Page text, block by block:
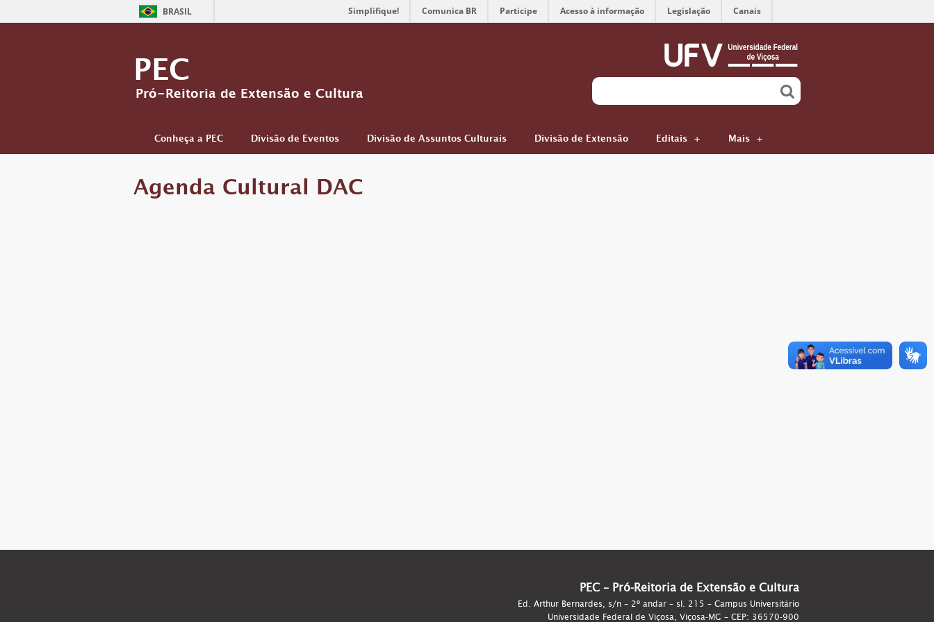
BRASIL Simplifique! Comunica BR Participe Acesso à informação Legislação Canais
PEC
Pró-Reitoria de Extensão e Cultura
Conheça a PEC Divisão de Eventos Divisão de Assuntos Culturais Divisão de Extensão Editais Mais
Agenda Cultural DAC
PEC – Pró-Reitoria de Extensão e Cultura
Ed. Arthur Bernardes, s/n – 2º andar – sl. 215 – Campus Universitário
Universidade Federal de Viçosa, Viçosa-MG – CEP: 36570-900